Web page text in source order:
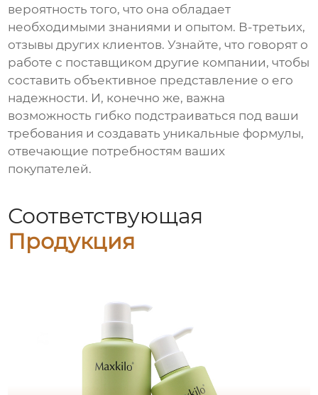
вероятность того, что она обладает
необходимыми знаниями и опытом. В-третьих,
отзывы других клиентов. Узнайте, что говорят о
работе с поставщиком другие компании, чтобы
составить объективное представление о его
надежности. И, конечно же, важна
возможность гибко подстраиваться под ваши
требования и создавать уникальные формулы,
отвечающие потребностям ваших
покупателей.
Соответствующая
Продукция